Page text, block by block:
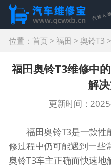
位置： 首页> 福田 > 奥铃T3 >
福田奥铃T3维修中
解
更新时间：
福田奥铃T3是一款性
修过程中仍可能遇到一些
奥铃T3车主正确而快速